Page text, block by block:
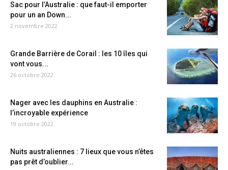
Sac pour l’Australie : que faut-il emporter
pour un an Down...
2 novembre 2022
Grande Barrière de Corail : les 10 îles qui
vont vous...
26 octobre 2022
Nager avec les dauphins en Australie :
l’incroyable expérience
19 octobre 2022
Nuits australiennes : 7 lieux que vous n’êtes
pas prêt d’oublier...